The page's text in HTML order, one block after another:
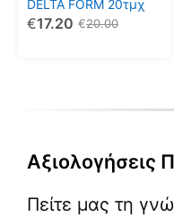
DELTA FORM 20τμχ
20.00
€
17.20
€
να
επιλεγούν
Αξιολογήσεις
Πείτε μας τη